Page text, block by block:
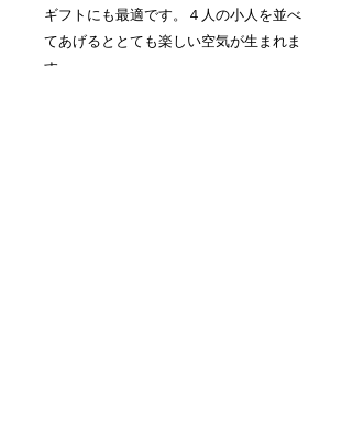
ギフトにも最適です。４人の小人を並べ
てあげるととても楽しい空気が生まれま
す。